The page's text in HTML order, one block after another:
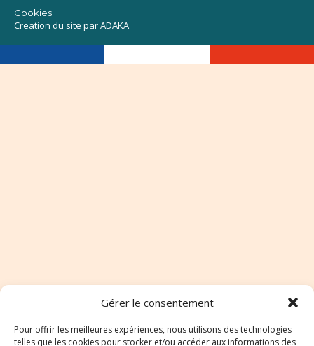
Gérer le consentement
Pour offrir les meilleures expériences, nous utilisons des technologies
telles que les cookies pour stocker et/ou accéder aux informations des
Cookies
Creation du site par ADAKA